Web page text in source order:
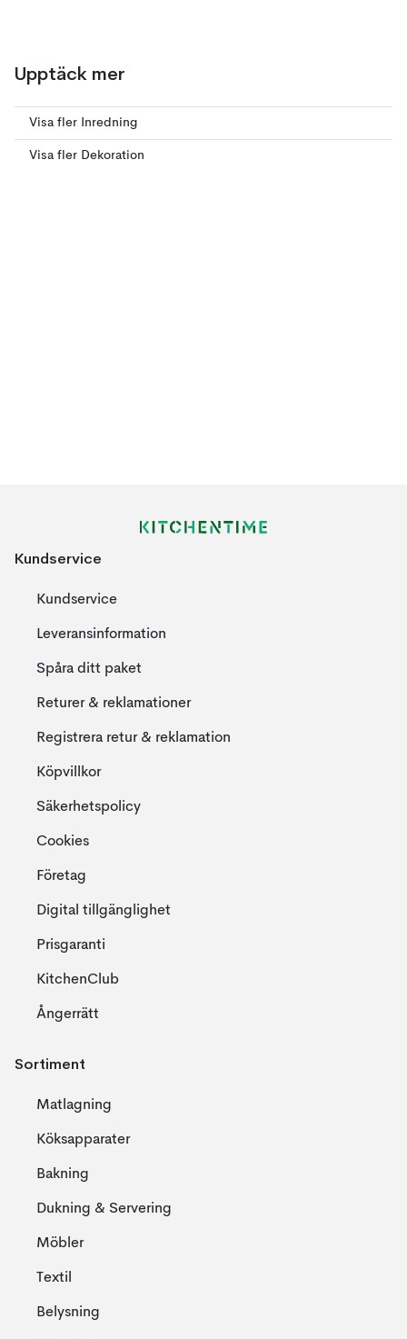
Upptäck mer
Visa fler Inredning
Visa fler Dekoration
Kundservice
Kundservice
Leveransinformation
Spåra ditt paket
Returer & reklamationer
Registrera retur & reklamation
Köpvillkor
Säkerhetspolicy
Cookies
Företag
Digital tillgänglighet
Prisgaranti
KitchenClub
Ångerrätt
Sortiment
Matlagning
Köksapparater
Bakning
Dukning & Servering
Möbler
Textil
Belysning